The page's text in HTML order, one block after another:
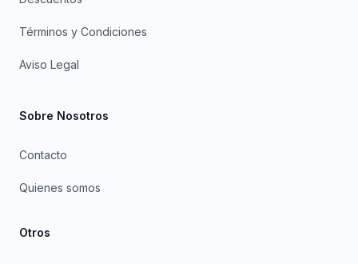
Términos y Condiciones
Aviso Legal
Sobre Nosotros
Contacto
Quienes somos
Otros